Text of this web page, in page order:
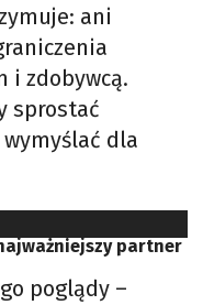
ani
i zdobywcą.
sprostać
dla
partner
poglądy –